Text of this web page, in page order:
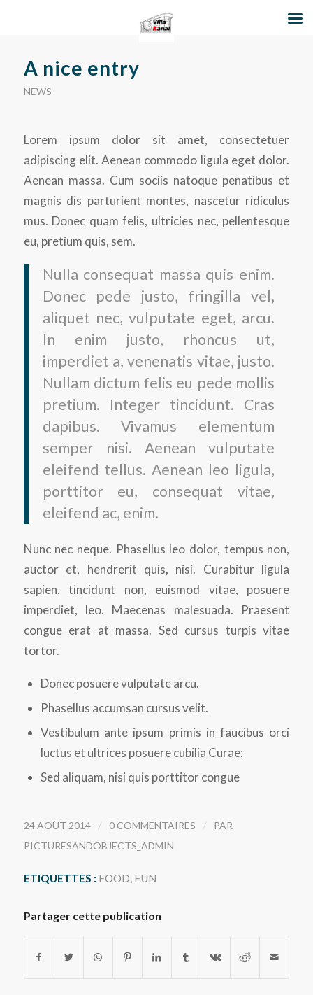
A nice entry
NEWS
Lorem ipsum dolor sit amet, consectetuer
adipiscing elit. Aenean commodo ligula eget dolor.
Aenean massa. Cum sociis natoque penatibus et
magnis dis parturient montes, nascetur ridiculus
mus. Donec quam felis, ultricies nec, pellentesque
eu, pretium quis, sem.
Nulla consequat massa quis enim.
Donec pede justo, fringilla vel,
aliquet nec, vulputate eget, arcu.
In enim justo, rhoncus ut,
imperdiet a, venenatis vitae, justo.
Nullam dictum felis eu pede mollis
pretium. Integer tincidunt. Cras
dapibus. Vivamus elementum
semper nisi. Aenean vulputate
eleifend tellus. Aenean leo ligula,
porttitor eu, consequat vitae,
eleifend ac, enim.
Nunc nec neque. Phasellus leo dolor, tempus non,
auctor et, hendrerit quis, nisi. Curabitur ligula
sapien, tincidunt non, euismod vitae, posuere
imperdiet, leo. Maecenas malesuada. Praesent
congue erat at massa. Sed cursus turpis vitae
tortor.
Donec posuere vulputate arcu.
Phasellus accumsan cursus velit.
Vestibulum ante ipsum primis in faucibus orci
luctus et ultrices posuere cubilia Curae;
Sed aliquam, nisi quis porttitor congue
24 AOÛT 2014 / 0 COMMENTAIRES /
PAR
PICTURESANDOBJECTS_ADMIN
ETIQUETTES : FOOD, FUN
Partager cette publication